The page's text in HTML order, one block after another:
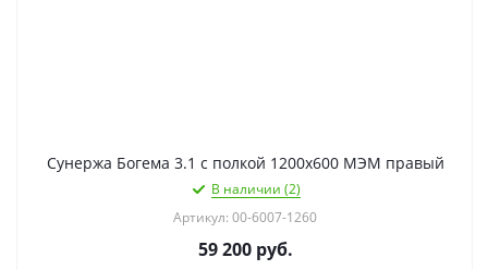
Сунержа Богема 3.1 с полкой 1200х600 МЭМ правый
В наличии (2)
Артикул: 00-6007-1260
59 200руб.